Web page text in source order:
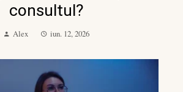
consultul?
Alex iun. 12, 2026